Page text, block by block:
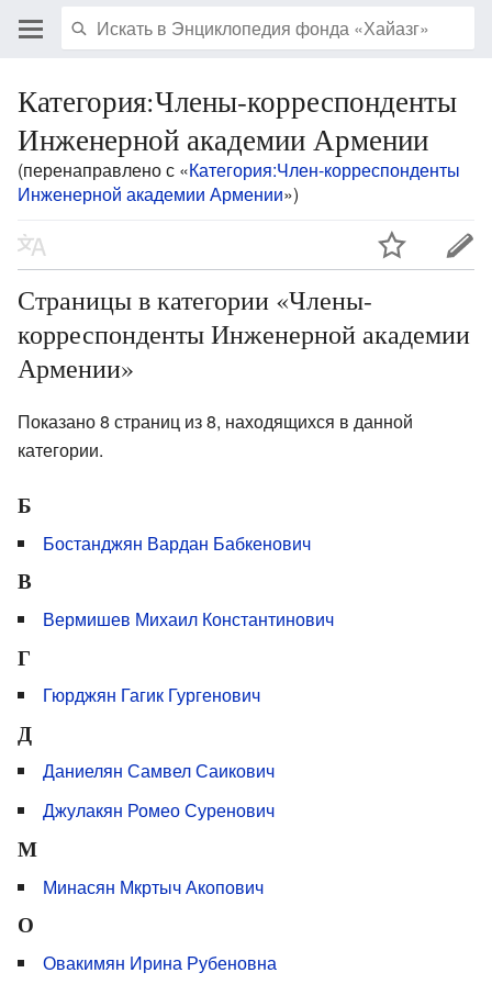
Категория:Члены-корреспонденты
Инженерной академии Армении
(перенаправлено с «Категория:Член-корреспонденты
Инженерной академии Армении»)
Страницы в категории «Члены-
корреспонденты Инженерной академии
Армении»
Показано 8 страниц из 8, находящихся в данной
категории.
Б
Бостанджян Вардан Бабкенович
В
Вермишев Михаил Константинович
Г
Гюрджян Гагик Гургенович
Д
Даниелян Самвел Саикович
Джулакян Ромео Суренович
М
Минасян Мкртыч Акопович
О
Овакимян Ирина Рубеновна